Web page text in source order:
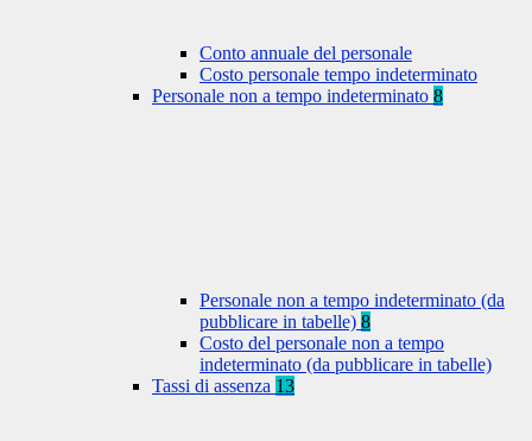
Conto annuale del personale
Costo personale tempo indeterminato
Personale non a tempo indeterminato 8
Personale non a tempo indeterminato (da
pubblicare in tabelle) 8
Costo del personale non a tempo
indeterminato (da pubblicare in tabelle)
Tassi di assenza 13